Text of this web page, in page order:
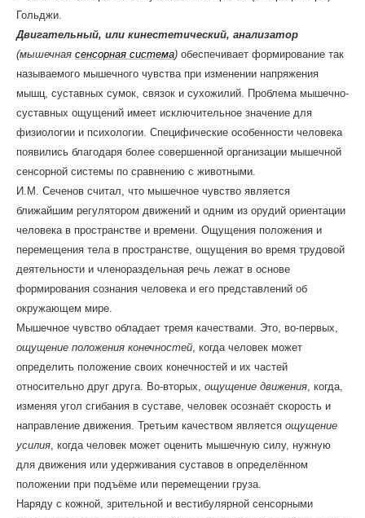
Гольджи.
Двигательный, или кинестетический, анализатор
(мышечная сенсорная система) обеспечивает формирование так
называемого мышечного чувства при изменении напряжения
мышц, суставных сумок, связок и сухожилий. Проблема мышечно-
суставных ощущений имеет исключительное значение для
физиологии и психологии. Специфические особенности человека
появились благодаря более совершенной организации мышечной
сенсорной системы по сравнению с животными.
И.М. Сеченов считал, что мышечное чувство является
ближайшим регулятором движений и одним из орудий ориентации
человека в пространстве и времени. Ощущения положения и
перемещения тела в пространстве, ощущения во время трудовой
деятельности и членораздельная речь лежат в основе
формирования сознания человека и его представлений об
окружающем мире.
Мышечное чувство обладает тремя качествами. Это, во-первых,
ощущение положения конечностей, когда человек может
определить положение своих конечностей и их частей
относительно друг друга. Во-вторых, ощущение движения, когда,
изменяя угол сгибания в суставе, человек осознаёт скорость и
направление движения. Третьим качеством является ощущение
усилия, когда человек может оценить мышечную силу, нужную
для движения или удерживания суставов в определённом
положении при подъёме или перемещении груза.
Наряду с кожной, зрительной и вестибулярной сенсорными